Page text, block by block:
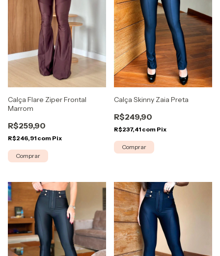
Calça Flare Ziper Frontal
Marrom
R$259,90
R$246,91 com Pix
Comprar
Calça Skinny Zaia Preta
R$249,90
R$237,41 com Pix
Comprar